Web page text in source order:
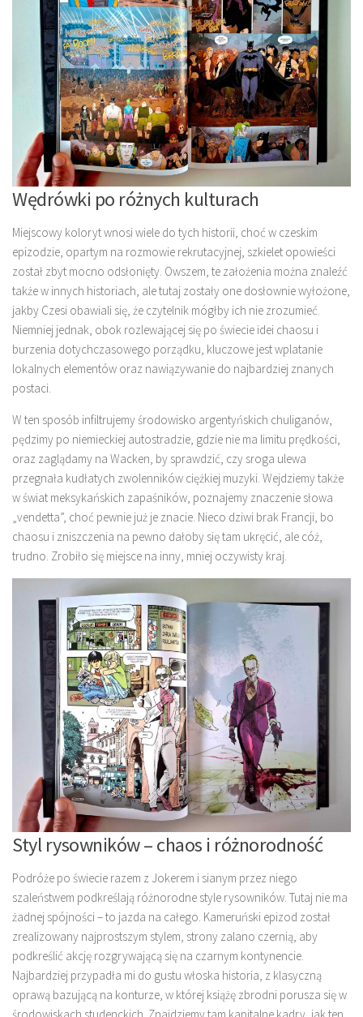
Wędrówki po różnych kulturach
Miejscowy koloryt wnosi wiele do tych historii, choć w czeskim
epizodzie, opartym na rozmowie rekrutacyjnej, szkielet opowieści
został zbyt mocno odsłonięty. Owszem, te założenia można znaleźć
także w innych historiach, ale tutaj zostały one dosłownie wyłożone,
jakby Czesi obawiali się, że czytelnik mógłby ich nie zrozumieć.
Niemniej jednak, obok rozlewającej się po świecie idei chaosu i
burzenia dotychczasowego porządku, kluczowe jest wplatanie
lokalnych elementów oraz nawiązywanie do najbardziej znanych
postaci.
W ten sposób infiltrujemy środowisko argentyńskich chuliganów,
pędzimy po niemieckiej autostradzie, gdzie nie ma limitu prędkości,
oraz zaglądamy na Wacken, by sprawdzić, czy sroga ulewa
przegnała kudłatych zwolenników ciężkiej muzyki. Wejdziemy także
w świat meksykańskich zapaśników, poznajemy znaczenie słowa
„vendetta”, choć pewnie już je znacie. Nieco dziwi brak Francji, bo
chaosu i zniszczenia na pewno dałoby się tam ukręcić, ale cóż,
trudno. Zrobiło się miejsce na inny, mniej oczywisty kraj.
Styl rysowników – chaos i różnorodność
Podróże po świecie razem z Jokerem i sianym przez niego
szaleństwem podkreślają różnorodne style rysowników. Tutaj nie ma
żadnej spójności – to jazda na całego. Kameruński epizod został
zrealizowany najprostszym stylem, strony zalano czernią, aby
podkreślić akcję rozgrywającą się na czarnym kontynencie.
Najbardziej przypadła mi do gustu włoska historia, z klasyczną
oprawą bazującą na konturze, w której książę zbrodni porusza się w